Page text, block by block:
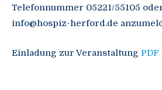
Telefonnummer 05221/55105
info@hospiz-herford.de
Einladung zur Veranstaltung PDF